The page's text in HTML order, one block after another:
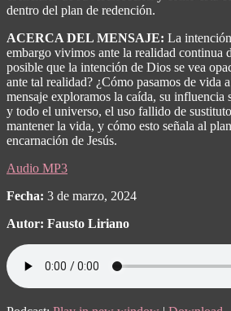
dentro del plan de redención.
ACERCA DEL MENSAJE: La
embargo vivimos ante la realidad continua
posible que la intención de Dios se vea
ante tal realidad? ¿Cómo pasamos de vida
mensaje exploramos la caída, su influencia
y todo el universo, el uso fallido de
mantener la vida, y cómo esto señala al
encarnación de Jesús.
Audio MP3
Fecha: 3 de marzo, 2024
Autor: Fausto Liriano